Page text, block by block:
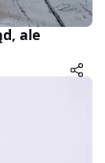
ale